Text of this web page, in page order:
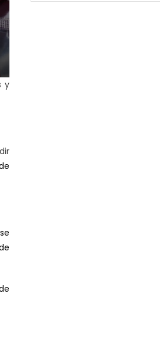
y